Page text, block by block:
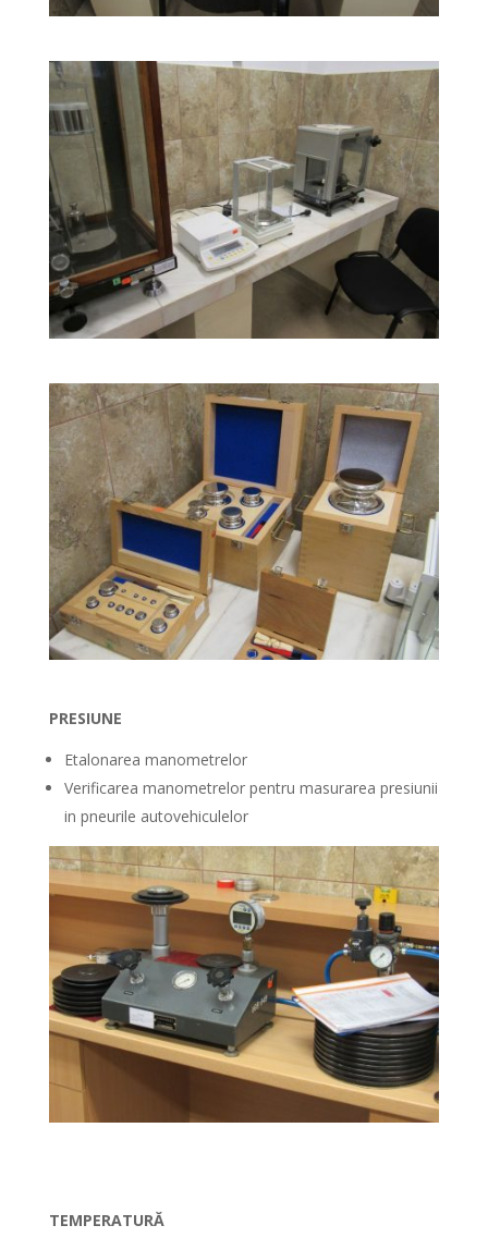
PRESIUNE
Etalonarea manometrelor
Verificarea manometrelor pentru masurarea presiunii
in pneurile autovehiculelor
TEMPERATURĂ